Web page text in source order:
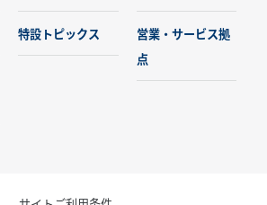
特設トピックス
営業・サービス拠
点